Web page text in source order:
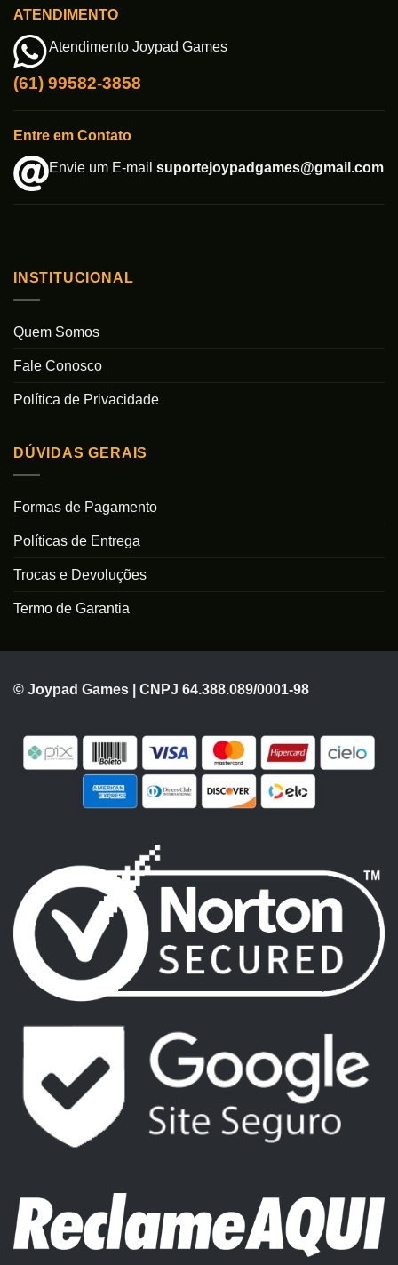
ATENDIMENTO
Atendimento Joypad Games
(61) 99582-3858
Entre em Contato
Envie um E-mail suportejoypadgames@gmail.com
INSTITUCIONAL
Quem Somos
Fale Conosco
Política de Privacidade
DÚVIDAS GERAIS
Formas de Pagamento
Políticas de Entrega
Trocas e Devoluções
Termo de Garantia
© Joypad Games | CNPJ 64.388.089/0001-98